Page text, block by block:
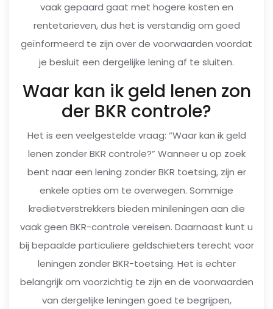
vaak gepaard gaat met hogere kosten en
rentetarieven, dus het is verstandig om goed
geïnformeerd te zijn over de voorwaarden voordat
je besluit een dergelijke lening af te sluiten.
Waar kan ik geld lenen zon
der BKR controle?
Het is een veelgestelde vraag: “Waar kan ik geld
lenen zonder BKR controle?” Wanneer u op zoek
bent naar een lening zonder BKR toetsing, zijn er
enkele opties om te overwegen. Sommige
kredietverstrekkers bieden minileningen aan die
vaak geen BKR-controle vereisen. Daarnaast kunt u
bij bepaalde particuliere geldschieters terecht voor
leningen zonder BKR-toetsing. Het is echter
belangrijk om voorzichtig te zijn en de voorwaarden
van dergelijke leningen goed te begrijpen,